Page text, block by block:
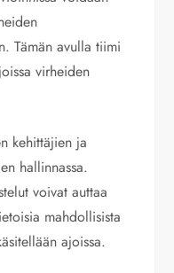
Tämän avulla tiimi
virheiden
kehittäjien ja
hallinnassa.
voivat auttaa
mahdollisista
ajoissa.